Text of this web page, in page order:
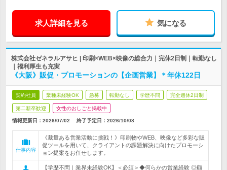
求人詳細を見る 気になる
株式会社ゼネラルアサヒ | 印刷×WEB×映像の総合力｜完休2日制｜転勤なし
｜福利厚生も充実
《大阪》販促・プロモーションの【企画営業】＊年休122日
契約社員 業種未経験OK 急募 転勤なし 学歴不問 完全週休2日制
第二新卒歓迎 女性のおしごと掲載中
情報更新日：2026/07/02 終了予定日： 2026/10/08
仕事内容
《裁量ある営業活動に挑戦！》印刷物やWEB、映像など多彩な販
促ツールを用いて、クライアントの課題解決に向けたプロモーシ
ョン提案をお任せします。
【学歴不問｜業界未経験OK】＜必須＞◆何らかの営業経験 ◎顧